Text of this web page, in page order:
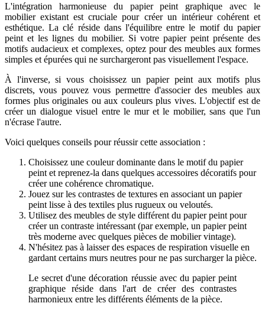
L'intégration harmonieuse du papier peint graphique avec le
mobilier existant est cruciale pour créer un intérieur cohérent et
esthétique. La clé réside dans l'équilibre entre le motif du papier
peint et les lignes du mobilier. Si votre papier peint présente des
motifs audacieux et complexes, optez pour des meubles aux formes
simples et épurées qui ne surchargeront pas visuellement l'espace.
À l'inverse, si vous choisissez un papier peint aux motifs plus
discrets, vous pouvez vous permettre d'associer des meubles aux
formes plus originales ou aux couleurs plus vives. L'objectif est de
créer un dialogue visuel entre le mur et le mobilier, sans que l'un
n'écrase l'autre.
Voici quelques conseils pour réussir cette association :
Choisissez une couleur dominante dans le motif du papier
peint et reprenez-la dans quelques accessoires décoratifs pour
créer une cohérence chromatique.
Jouez sur les contrastes de textures en associant un papier
peint lisse à des textiles plus rugueux ou veloutés.
Utilisez des meubles de style différent du papier peint pour
créer un contraste intéressant (par exemple, un papier peint
très moderne avec quelques pièces de mobilier vintage).
N'hésitez pas à laisser des espaces de respiration visuelle en
gardant certains murs neutres pour ne pas surcharger la pièce.
Le secret d'une décoration réussie avec du papier peint
graphique réside dans l'art de créer des contrastes
harmonieux entre les différents éléments de la pièce.